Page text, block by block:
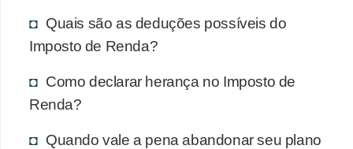
Quais são as deduções possíveis do
Imposto de Renda?
Como declarar herança no Imposto de
Renda?
Quando vale a pena abandonar seu plano